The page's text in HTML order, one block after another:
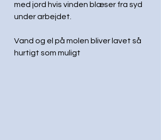
med jord hvis vinden blæser fra syd
under arbejdet.
Vand og el på molen bliver lavet så
hurtigt som muligt